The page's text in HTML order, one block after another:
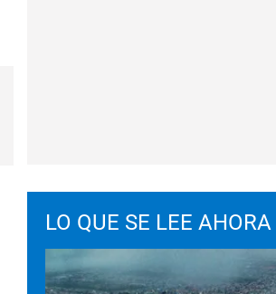
LO QUE SE LEE AHORA